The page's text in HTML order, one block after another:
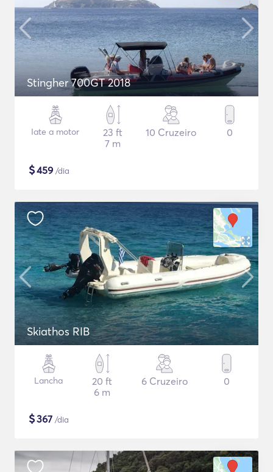
Stingher 700GT 2018
Iate a motor
23 ft
7 m
10 Cruzeiro 0
$459 /dia
Skiathos RIB
Lancha
20 ft
6 m
6 Cruzeiro 0
$367 /dia